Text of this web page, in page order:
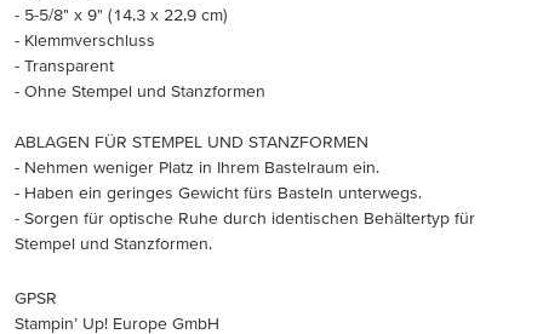
- 5-5/8" x 9" (14,3 x 22,9 cm)
- Klemmverschluss
- Transparent
- Ohne Stempel und Stanzformen
ABLAGEN FÜR STEMPEL UND STANZFORMEN
- Nehmen weniger Platz in Ihrem Bastelraum ein.
- Haben ein geringes Gewicht fürs Basteln unterwegs.
- Sorgen für optische Ruhe durch identischen Behältertyp für
Stempel und Stanzformen.
GPSR
Stampin’ Up! Europe GmbH